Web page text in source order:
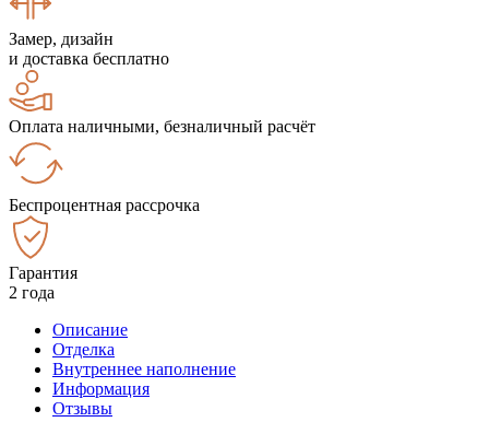
Замер, дизайн
и доставка бесплатно
Оплата наличными, безналичный расчёт
Беспроцентная рассрочка
Гарантия
2 года
Описание
Отделка
Внутреннее наполнение
Информация
Отзывы